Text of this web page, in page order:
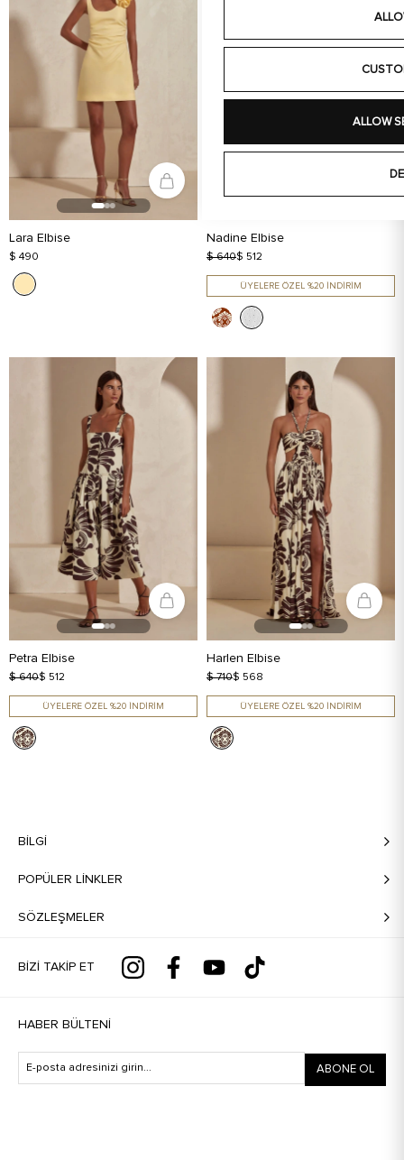
ALLOW
Lara Elbise
$ 490
Nadine Elbise
$ 640$ 512
ÜYELERE ÖZEL %20 İNDİRİM
Petra Elbise
$ 640$ 512
ÜYELERE ÖZEL %20 İNDİRİM
Harlen Elbise
$ 710$ 568
ÜYELERE ÖZEL %20 İNDİRİM
BILGI
POPÜLER LİNKLER
SÖZLEŞMELER
BIZI TAKIP ET
HABER BÜLTENI
ABONE OL